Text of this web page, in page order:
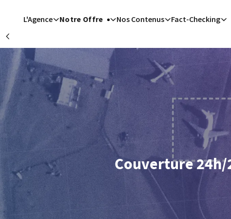
L'Agence Notre Offre Nos Contenus Fact-Checking
Ryad (AFP)| 07/
Madrid (AFP)
Ryad (AFP)
| 07/08/2026
Islamabad (AFP)
| 07/08/2026 - 13:11:01
Cité du Vatican
Couverture 24h/